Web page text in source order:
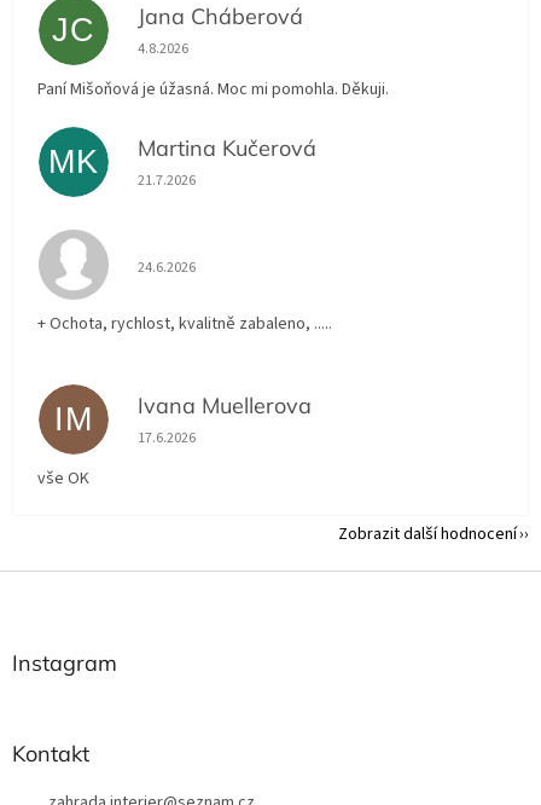
JC Jana Cháberová
Hodnocení obchodu je 5 z 5 hvězdiček.
4.8.2026
Paní Mišoňová je úžasná. Moc mi pomohla. Děkuji.
MK Martina Kučerová
Hodnocení obchodu je 5 z 5 hvězdiček.
21.7.2026
Hodnocení obchodu je 5 z 5 hvězdiček.
24.6.2026
+ Ochota, rychlost, kvalitně zabaleno, .....
IM Ivana Muellerova
Hodnocení obchodu je 5 z 5 hvězdiček.
17.6.2026
vše OK
Zobrazit další hodnocení
Z
Instagram
Kontakt